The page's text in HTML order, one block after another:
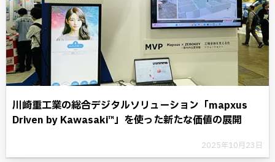
川崎重工業の総合デジタルソリューション「mapxus
Driven by Kawasaki™」を使った新たな価値の展開
2025年10月23日